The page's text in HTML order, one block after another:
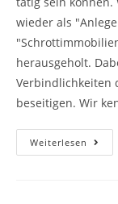
wieder als
herausgeholt.
Verbindlichkeiten
beseitigen. Wir
Weiterlesen